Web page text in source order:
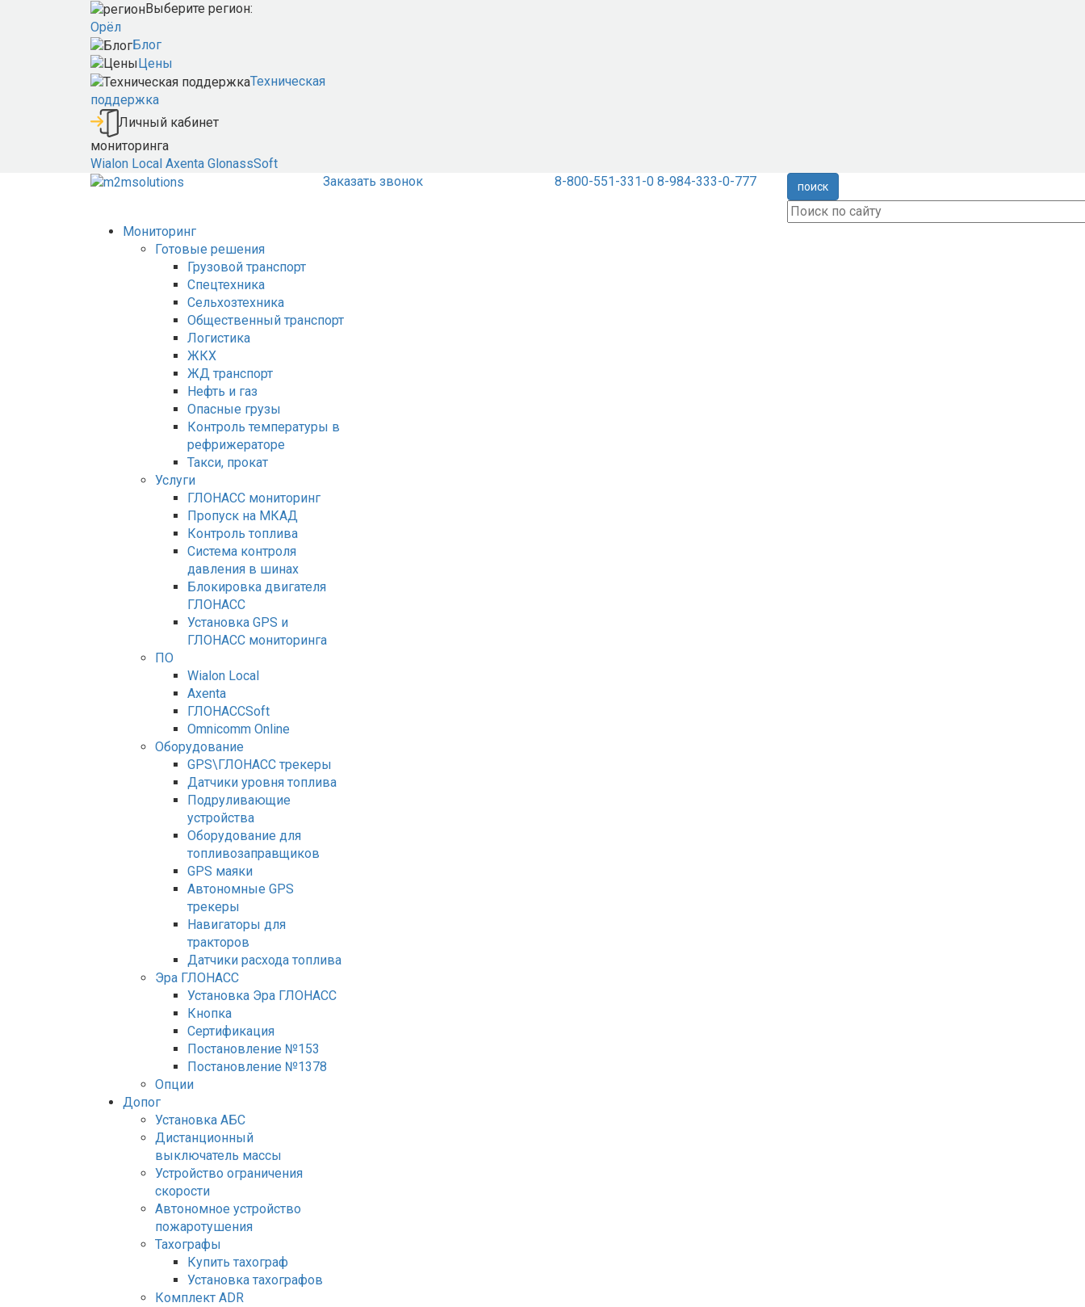
Выберите регион:
Орёл
Блог
Цены
Техническая
поддержка
Личный кабинет
мониторинга
Wialon Local Axenta GlonassSoft
Заказать звонок
8-800-551-331-0 8-984-333-0-777 поиск
Мониторинг
Готовые решения
Грузовой транспорт
Спецтехника
Сельхозтехника
Общественный транспорт
Логистика
ЖКХ
ЖД транспорт
Нефть и газ
Опасные грузы
Контроль температуры в
рефрижераторе
Такси, прокат
Услуги
ГЛОНАСС мониторинг
Пропуск на МКАД
Контроль топлива
Система контроля
давления в шинах
Блокировка двигателя
ГЛОНАСС
Установка GPS и
ГЛОНАСС мониторинга
ПО
Wialon Local
Axenta
ГЛОНАССSoft
Оmnicomm Оnline
Оборудование
GPS\ГЛОНАСС трекеры
Датчики уровня топлива
Подруливающие
устройства
Оборудование для
топливозаправщиков
GPS маяки
Автономные GPS
трекеры
Навигаторы для
тракторов
Датчики расхода топлива
Эра ГЛОНАСС
Установка Эра ГЛОНАСС
Кнопка
Сертификация
Постановление №153
Постановление №1378
Опции
Допог
Установка АБС
Дистанционный
выключатель массы
Устройство ограничения
скорости
Автономное устройство
пожаротушения
Тахографы
Купить тахограф
Установка тахографов
Комплект ADR